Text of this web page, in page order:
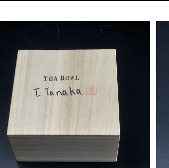
茶碗、建水用 桐箱 Wooden Box for Te
a Bowl, KENSUI container